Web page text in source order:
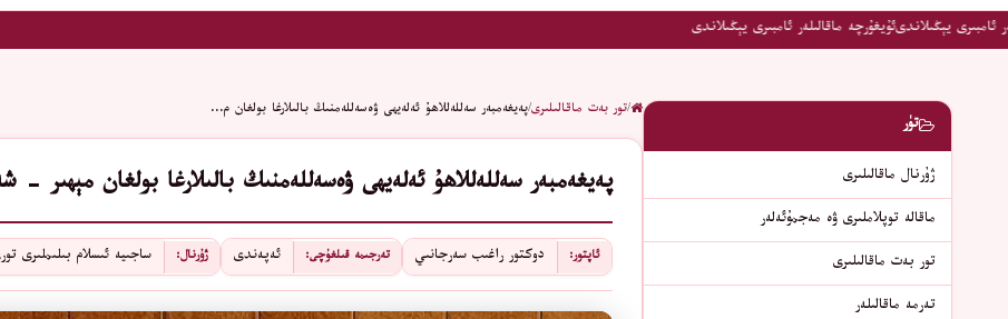
يېڭىلاندىئۇيغۇرچە ماقالىلەر ئامبىرى يېڭىلاندى
/تور بەت ماقالىلىرى/پەيغەمبەر سەللەللاھۇ ئەلەيھى ۋەسەللەمنىڭ بالىلارغا بولغان م…
پەيغەمبەر سەللەللاھۇ ئەلەيھى ۋەسەللەمنىڭ بالىلارغا بولغان مېھىر -
ئاپتور: دوكتور راغىب سەرجانىي تەرجىمە قىلغۇچى: ئەپەندى ژۇرنال: ساجىيە ئىسلام بىلىملىرى
تۈر
ژۇرنال ماقالىلىرى
ماقالە توپلاملىرى ۋە مەجمۇئەلەر
تور بەت ماقالىلىرى
تەرمە ماقالىلەر